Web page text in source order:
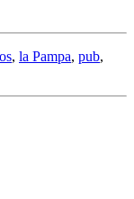
, la Pampa, pub,